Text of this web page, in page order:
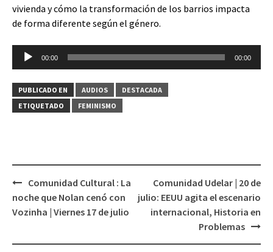
vivienda y cómo la transformación de los barrios impacta
de forma diferente según el género.
Reproductor
audio
00:00 00:00
PUBLICADO EN AUDIOS
DESTACADA
ETIQUETADO
FEMINISMO
Navegación
de
entradas
Comunidad Cultural : La
noche que Nolan cenó con
Vozinha | Viernes 17 de julio
Comunidad Udelar | 20 de
julio: EEUU agita el escenario
internacional, Historia en
Problemas